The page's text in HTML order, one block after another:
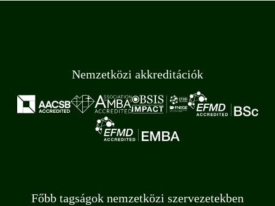
Nemzetközi akkreditációk
Főbb tagságok nemzetközi szervezetekben